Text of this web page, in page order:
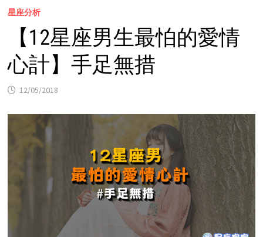
星座分析
【12星座男生最怕的愛情
心計】手足無措
12/05/2018